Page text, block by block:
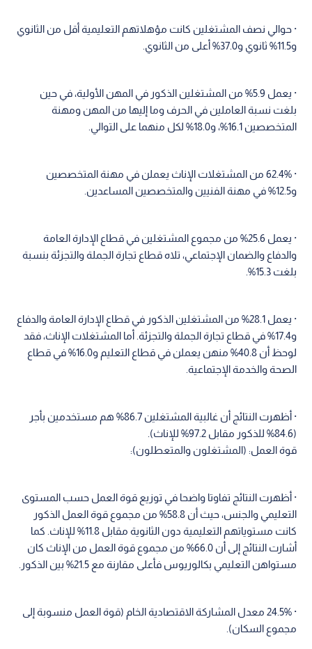
· حوالي نصف المشتغلين كانت مؤهلاتهم التعليمية أقل من الثانوي
و11.5% ثانوي و37.0% أعلى من الثانوي.
· يعمل 5.9% من المشتغلين الذكور في المهن الأولية، في حين
بلغت نسبة العاملين في الحرف وما إليها من المهن ومهنة
المتخصصين 16.1%، و18.0% لكل منهما على التوالي.
· 62.4% من المشتغلات الإناث يعملن في مهنة المتخصصين
و12.5% في مهنة الفنيين والمتخصصين المساعدين.
· يعمل 25.6% من مجموع المشتغلين في قطاع الإدارة العامة
والدفاع والضمان الإجتماعي، تلاه قطاع تجارة الجملة والتجزئة بنسبة
بلغت 15.3%.
· يعمل 28.1% من المشتغلين الذكور في قطاع الإدارة العامة والدفاع
و17.4% في قطاع تجارة الجملة والتجزئة. أما المشتغلات الإناث، فقد
لوحظ أن 40.8% منهن يعملن في قطاع التعليم و16.0% في قطاع
الصحة والخدمة الإجتماعية.
· أظهرت النتائج أن غالبية المشتغلين 86.7% هم مستخدمين بأجر
(84.6% للذكور مقابل 97.2% للإناث).
قوة العمل: (المشتغلون والمتعطلون):
· أظهرت النتائج تفاوتا واضحا في توزيع قوة العمل حسب المستوى
التعليمي والجنس، حيث أن 58.8% من مجموع قوة العمل الذكور
كانت مستوياتهم التعليمية دون الثانوية مقابل 11.8% للإناث. كما
أشارت النتائج إلى أن 66.0% من مجموع قوة العمل من الإناث كان
مستواهن التعليمي بكالوريوس فأعلى مقارنة مع 21.5% بين الذكور.
· 24.5% معدل المشاركة الاقتصادية الخام (قوة العمل منسوبة إلى
مجموع السكان).